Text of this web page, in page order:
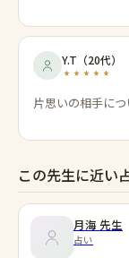
Y.T （20代）
片思いの相手に
この先生に近い
月海 先生
占い